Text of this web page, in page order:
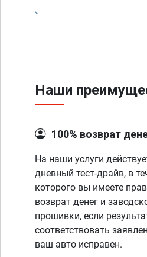
Наши
100% возврат
На наши услуги
дневный тест-драйв, в
которого вы имеете
возврат денег и
прошивки, если
соответствовать
ваш авто исправен.